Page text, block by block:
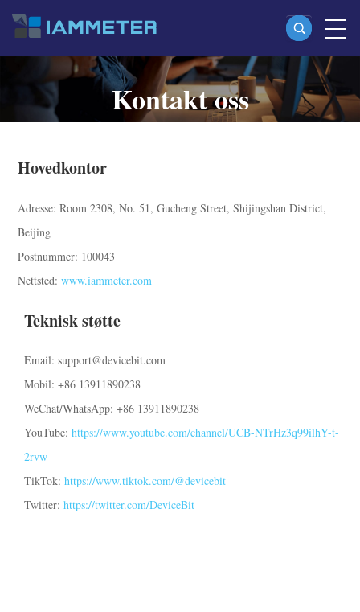
Produkter
Enfaset Wi-Fi-energimåler (WEM3080)
Trefaset Wi-Fi-energimåler (WEM3046T)
WiFi-effektkontroller
Elbillader
Virtuell måler
Kontakt oss
Hovedkontor
Adresse: Room 2308, No. 51, Gucheng Street, Shijingshan District,
Beijing
Postnummer: 100043
Nettsted:www.iammeter.com
Teknisk støtte
Email: support@devicebit.com
Mobil: +86 13911890238
WeChat/WhatsApp: +86 13911890238
YouTube:https://www.youtube.com/channel/UCB-NTrHz3q99ilhY-t-
2rvw
TikTok:https://www.tiktok.com/@devicebit
Twitter:https://twitter.com/DeviceBit